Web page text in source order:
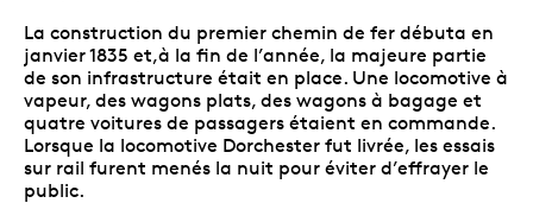
La construction du premier chemin de fer débuta en
janvier 1835 et,à la fin de l’année, la majeure partie
de son infrastructure était en place. Une locomotive à
vapeur, des wagons plats, des wagons à bagage et
quatre voitures de passagers étaient en commande.
Lorsque la locomotive Dorchester fut livrée, les essais
sur rail furent menés la nuit pour éviter d’effrayer le
public.